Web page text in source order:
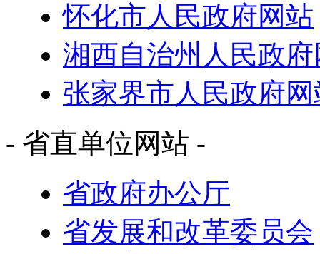
怀化市人民政府网站
湘西自治州人民政
张家界市人民政府网
- 省直单位网站 -
省政府办公厅
省发展和改革委员会